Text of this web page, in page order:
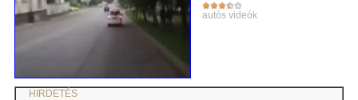
autós videók
HIRDETÉS